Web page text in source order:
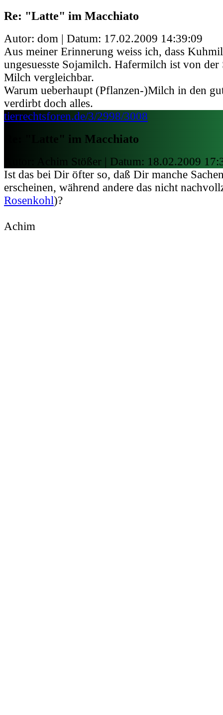
Re: "Latte" im Macchiato
Autor: dom | Datum: 17.02.2009 14:39:09
Aus meiner Erinnerung weiss ich, dass
ungesuesste Sojamilch. Hafermilch ist von der
Milch vergleichbar.
Warum ueberhaupt (Pflanzen-)Milch in den
verdirbt doch alles.
tierrechtsforen.de/3/2998/3008
Re: "Latte" im Macchiato
Autor: Achim Stößer | Datum: 18.02.2009
Ist das bei Dir öfter so, daß Dir manche
erscheinen, während andere das nicht
Rosenkohl)?
Achim